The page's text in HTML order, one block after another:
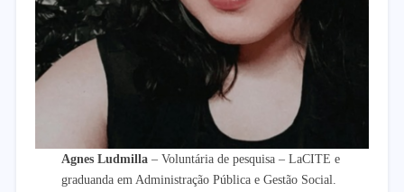
Agnes Ludmilla – Voluntária de pesquisa – LaCITE e
graduanda em Administração Pública e Gestão Social.